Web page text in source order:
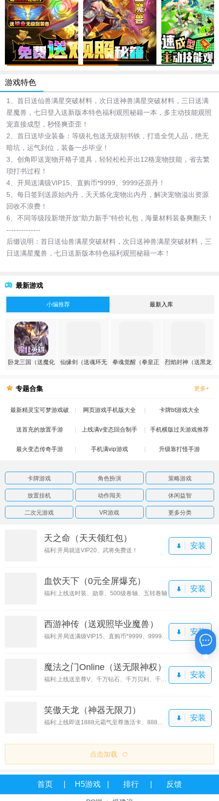
游戏特色
1、首日送仙兽满星突破材料，次日送神兽满星突破材料，三日送满
星魔兽，七日登入送新版本特色福利观照秘籍一本，多主动技能观照
宠直接成型，秒怪爽歪歪！
2、首日送毕业装备：等级礼包送无级别书铁，打造全凭人品，绝无
暗坑，运气到位，装备一步毕业！
3、创角即送宠物开格子道具，轻轻松松开出12格宠物技能，省去繁
琐打书过程！
4、开局送满级VIP15、直购币*9999、9999还原丹！
5、每日签到送原始内丹，天天炼化宠物出内丹，解决宠物溢出资源
回收不浪费！
6、不同等级段新增开放“助力新手”特价礼包，海量材料装备爽翻天！
--------------
后缀说明：首日送仙兽满星突破材料，次日送神兽满星突破材料，三
日送满星魔兽，七日送新版本特色福利观照秘籍一本！
最新游戏
小编推荐 最新入库
卧龙三国（送魔化
仙缘剑（送魂环无
拳魂觉醒（拳皇正
烈焰封神（送黑龙
专题合集 更多+
最新精灵宝可梦游戏破
解版
网页游戏手机版大全 卡牌bt游戏大全
送首充的放置手游 上线满v变态回合制手
游
手机横版过关游戏推荐
最火变态传奇手游 手机满vip游戏 升级靠打怪手游
卡牌游戏 角色扮演 策略游戏
放置挂机 动作闯关 休闲益智
二次元游戏 VR游戏 更多分类
天之命（天天领红包）
福利:开局就送VIP20、武将免费送！
安装
血饮天下（0元全屏爆充）
福利:上线送时装、勋章、500级卷轴、五转卷轴
安装
西游神传（送观照毕业魔兽）
安装
魔法之门Online（送无限神权）
安装
笑傲天龙（神器无限刀）
安装
点击加载
首页 H5游戏 排行 反馈